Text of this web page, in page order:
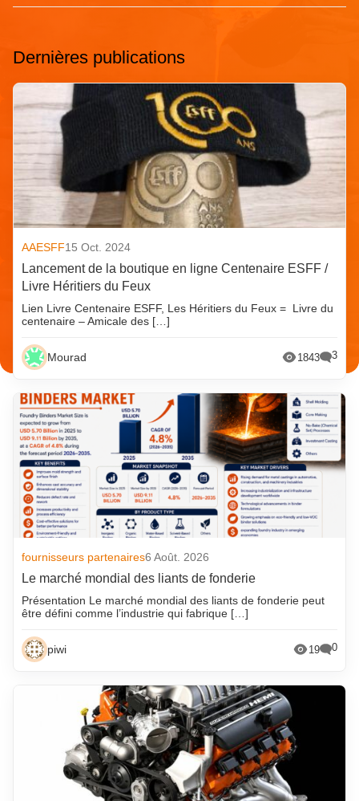
Dernières publications
AAESFF15 Oct. 2024
Lancement de la boutique en ligne Centenaire ESFF /
Livre Héritiers du Feux
Lien Livre Centenaire ESFF, Les Héritiers du Feux = Livre du
centenaire – Amicale des […]
Mourad 1843 3
fournisseurs partenaires6 Août. 2026
Le marché mondial des liants de fonderie
Présentation Le marché mondial des liants de fonderie peut
être défini comme l’industrie qui fabrique […]
piwi 19 0